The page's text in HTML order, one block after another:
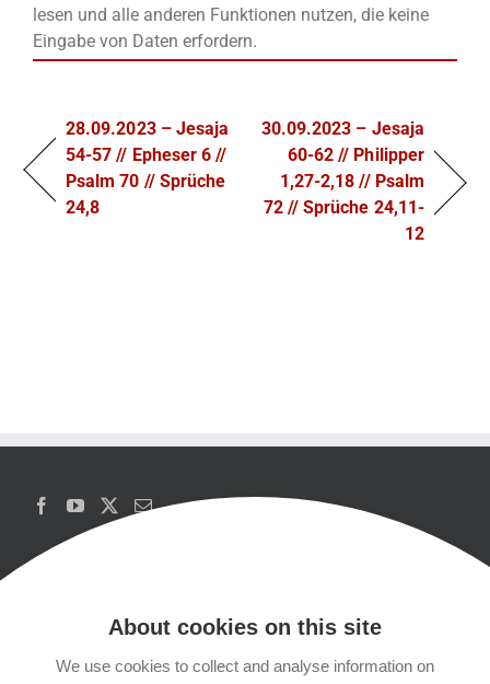
lesen und alle anderen Funktionen nutzen, die keine
Eingabe von Daten erfordern.
28.09.2023 – Jesaja
54-57 // Epheser 6 //
Psalm 70 // Sprüche
24,8
30.09.2023 – Jesaja
60-62 // Philipper
1,27-2,18 // Psalm
72 // Sprüche 24,11-
12
Copyrights
About cookies on this site
We use cookies to collect and analyse information on